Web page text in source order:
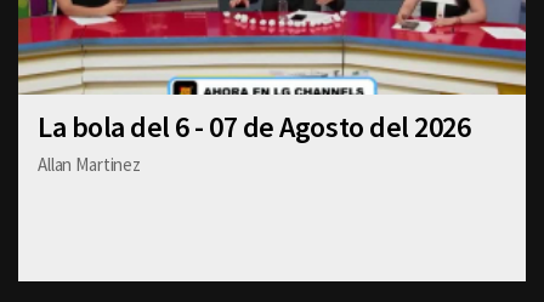
La bola del 6 - 07 de Agosto del 2026
Allan Martinez